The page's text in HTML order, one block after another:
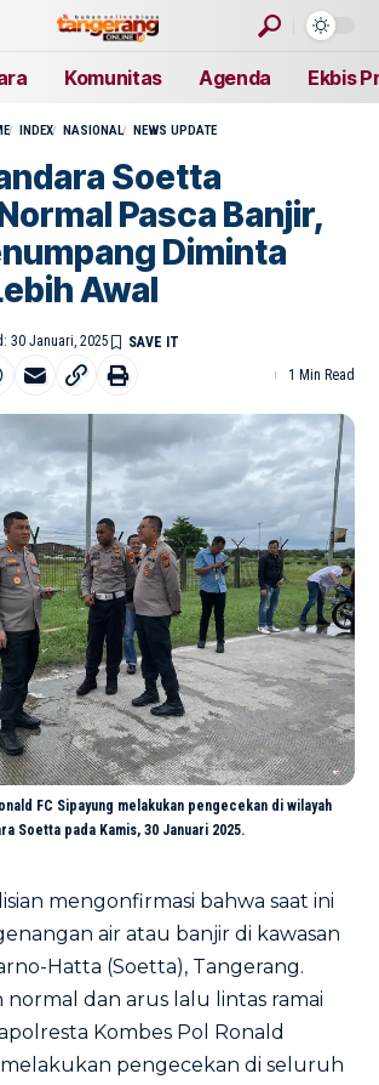
Komunitas Agenda Ekbis
INDEX NASIONAL NEWS UPDATE
Soetta
Pasca Banjir,
Diminta
Awal
30 Januari, 2025
1 Min Read
FC Sipayung melakukan pengecekan di wilayah
Soetta pada Kamis, 30 Januari 2025.
mengonfirmasi bahwa saat ini
air atau banjir di kawasan
Hatta (Soetta), Tangerang.
normal dan arus lalu lintas ramai
Kombes Pol Ronald
pengecekan di seluruh